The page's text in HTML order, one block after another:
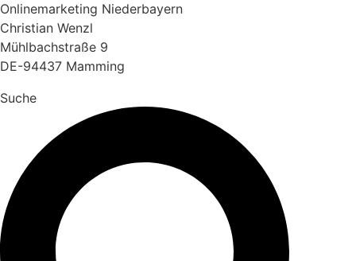
Onlinemarketing Niederbayern
Christian Wenzl
Mühlbachstraße 9
DE-94437 Mamming
Suche